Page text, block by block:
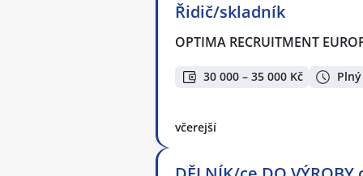
Řidič/skladník
OPTIMA RECRUITMENT
30 000 – 35 000 Kč
včerejší